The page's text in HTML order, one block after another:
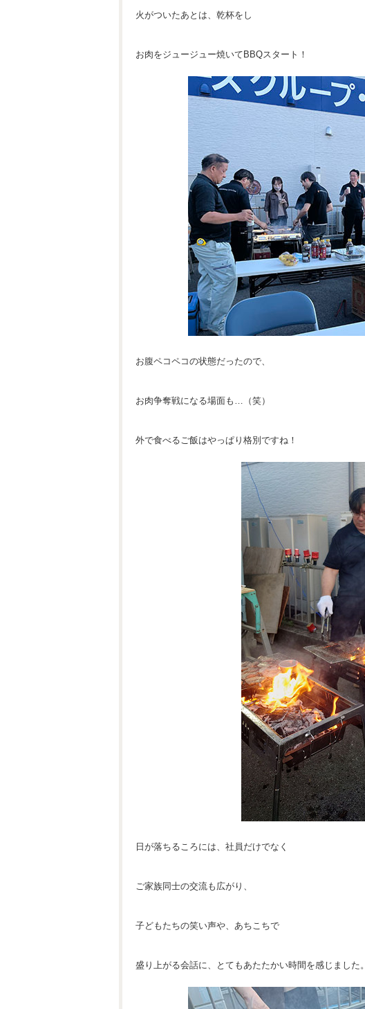
火がついたあとは、乾杯をし
お肉をジュージュー焼いてBBQスタート！
お腹ペコペコの状態だったので、
お肉争奪戦になる場面も…（笑）
外で食べるご飯はやっぱり格別ですね！
日が落ちるころには、社員だけでなく
ご家族同士の交流も広がり、
子どもたちの笑い声や、あちこちで
盛り上がる会話に、とてもあたたかい時間を感じました。